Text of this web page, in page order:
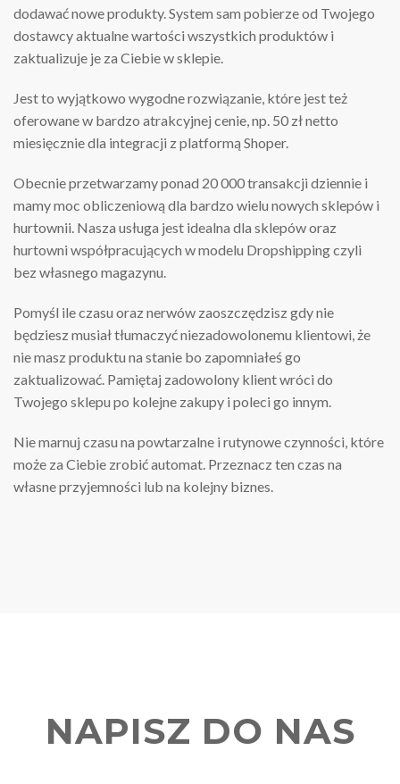
dodawać nowe produkty. System sam pobierze od Twojego
dostawcy aktualne wartości wszystkich produktów i
zaktualizuje je za Ciebie w sklepie.
Jest to wyjątkowo wygodne rozwiązanie, które jest też
oferowane w bardzo atrakcyjnej cenie, np. 50 zł netto
miesięcznie dla integracji z platformą Shoper.
Obecnie przetwarzamy ponad 20 000 transakcji dziennie i
mamy moc obliczeniową dla bardzo wielu nowych sklepów i
hurtownii. Nasza usługa jest idealna dla sklepów oraz
hurtowni współpracujących w modelu Dropshipping czyli
bez własnego magazynu.
Pomyśl ile czasu oraz nerwów zaoszczędzisz gdy nie
będziesz musiał tłumaczyć niezadowolonemu klientowi, że
nie masz produktu na stanie bo zapomniałeś go
zaktualizować. Pamiętaj zadowolony klient wróci do
Twojego sklepu po kolejne zakupy i poleci go innym.
Nie marnuj czasu na powtarzalne i rutynowe czynności, które
może za Ciebie zrobić automat. Przeznacz ten czas na
własne przyjemności lub na kolejny biznes.
NAPISZ DO NAS